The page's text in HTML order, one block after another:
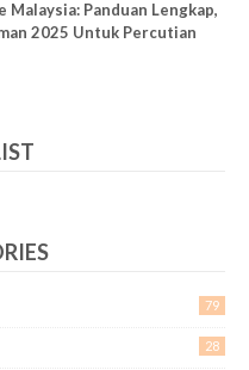
Malaysia: Panduan Lengkap,
2025 Untuk Percutian
79
28